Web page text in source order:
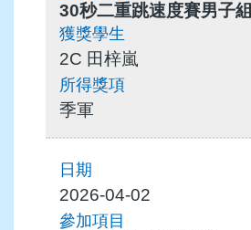
30秒二重跳速度賽男子
2C 田梓嵐
季軍
2026-04-02